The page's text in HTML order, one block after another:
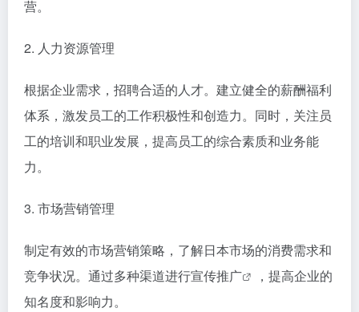
营。
2. 人力资源管理
根据企业需求，招聘合适的人才。建立健全的薪酬福利
体系，激发员工的工作积极性和创造力。同时，关注员
工的培训和职业发展，提高员工的综合素质和业务能
力。
3. 市场营销管理
制定有效的市场营销策略，了解日本市场的消费需求和
竞争状况。通过多种渠道进行宣传推广
，提高企业的
知名度和影响力。